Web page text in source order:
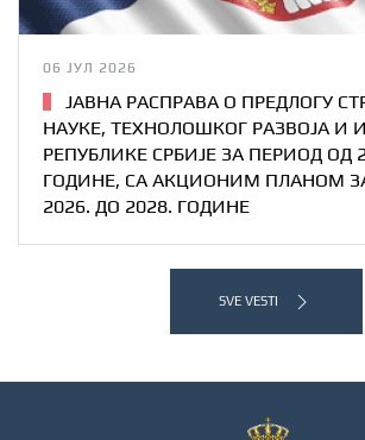
06 ЈУЛ 2026
ЈАВНА РАСПРАВА О ПРЕДЛОГУ
НАУКЕ, ТЕХНОЛОШКОГ РАЗВОЈА И
РЕПУБЛИКЕ СРБИЈЕ ЗА ПЕРИОД ОД
ГОДИНЕ, СА АКЦИОНИМ ПЛАНОМ
2026. ДО 2028. ГОДИНЕ
SVE VESTI